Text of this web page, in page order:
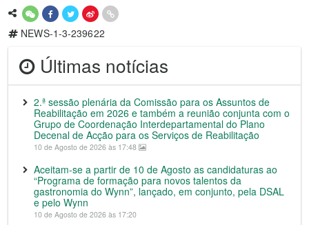
NEWS-1-3-239622
Últimas notícias
2.ª sessão plenária da Comissão para os Assuntos de
Reabilitação em 2026 e também a reunião conjunta com o
Grupo de Coordenação Interdepartamental do Plano
Decenal de Acção para os Serviços de Reabilitação
10 de Agosto de 2026 às 17:48
Aceitam-se a partir de 10 de Agosto as candidaturas ao
“Programa de formação para novos talentos da
gastronomia do Wynn”, lançado, em conjunto, pela DSAL
e pelo Wynn
10 de Agosto de 2026 às 17:20